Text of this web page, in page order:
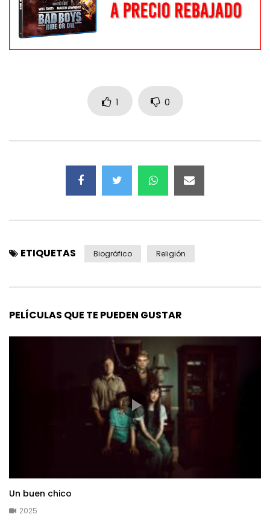
1 0
ETIQUETAS Biográfico Religión
PELÍCULAS QUE TE PUEDEN GUSTAR
Un buen chico
2025